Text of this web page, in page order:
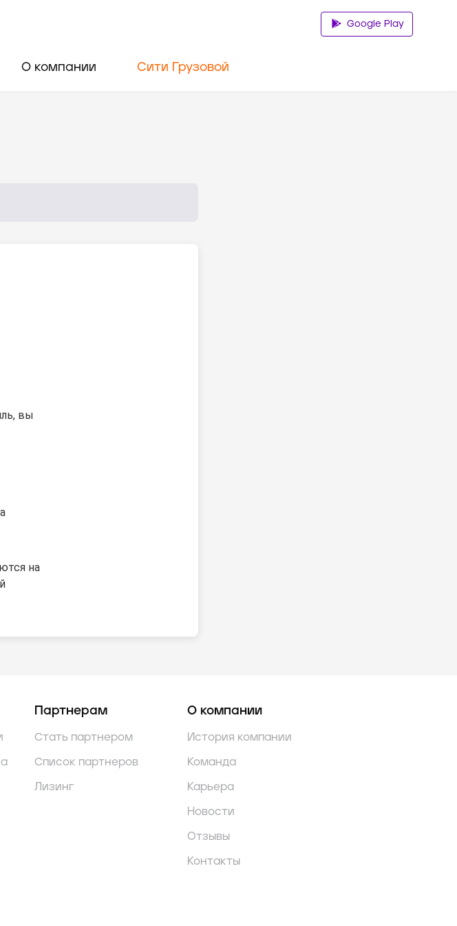
Google Play
О компании Сити Грузовой
вы
на
Партнерам
Стать партнером
Список партнеров
Лизинг
О компании
История компании
Команда
Карьера
Новости
Отзывы
Контакты